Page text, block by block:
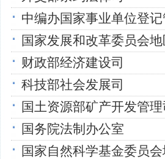
中编办国家事业单位登
国家发展和改革委员会地
财政部经济建设司
科技部社会发展司
国土资源部矿产开发管理
国务院法制办公室
国家自然科学基金委员